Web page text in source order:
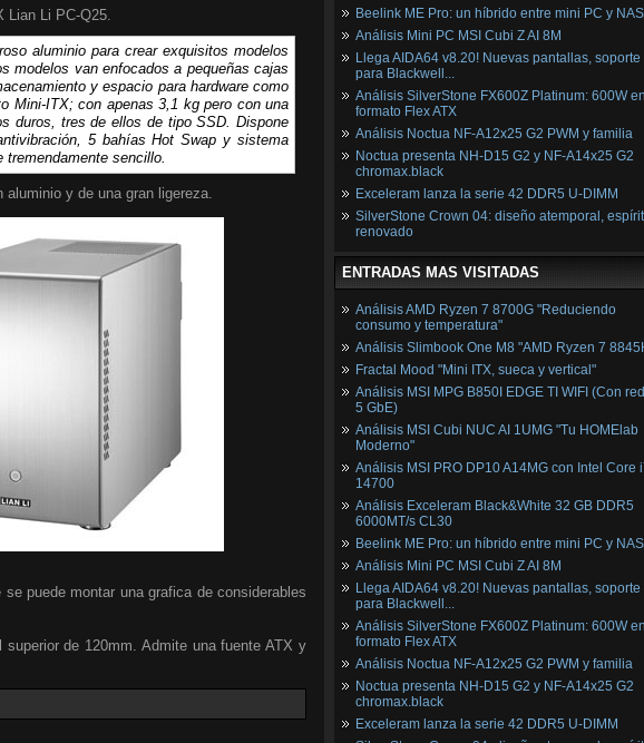
Lian Li PC-Q25.
aluminio para crear exquisitos modelos
modelos van enfocados a pequeñas cajas
y espacio para hardware como
Mini-ITX; con apenas 3,1 kg pero con una
duros, tres de ellos de tipo SSD. Dispone
5 bahías Hot Swap y sistema
sencillo.
y de una gran ligereza.
puede montar una grafica de considerables
de 120mm. Admite una fuente ATX y
Beelink ME Pro: un híbrido entre mini PC y NAS
Análisis Mini PC MSI Cubi Z AI 8M
Llega AIDA64 v8.20! Nuevas pantallas, soporte
para Blackwell...
Análisis SilverStone FX600Z Platinum: 600W
formato Flex ATX
Análisis Noctua NF-A12x25 G2 PWM y familia
Noctua presenta NH-D15 G2 y NF-A14x25 G2
chromax.black
Exceleram lanza la serie 42 DDR5 U-DIMM
SilverStone Crown 04: diseño atemporal,
renovado
ENTRADAS MAS VISITADAS
Análisis AMD Ryzen 7 8700G "Reduciendo
consumo y temperatura"
Análisis Slimbook One M8 "AMD Ryzen 7
Fractal Mood "Mini ITX, sueca y vertical"
Análisis MSI MPG B850I EDGE TI WIFI (Con
5 GbE)
Análisis MSI Cubi NUC AI 1UMG "Tu HOMElab
Moderno"
Análisis MSI PRO DP10 A14MG con Intel Core
14700
Análisis Exceleram Black&White 32 GB DDR5
6000MT/s CL30
Beelink ME Pro: un híbrido entre mini PC y NAS
Análisis Mini PC MSI Cubi Z AI 8M
Llega AIDA64 v8.20! Nuevas pantallas, soporte
para Blackwell...
Análisis SilverStone FX600Z Platinum: 600W
formato Flex ATX
Análisis Noctua NF-A12x25 G2 PWM y familia
Noctua presenta NH-D15 G2 y NF-A14x25 G2
chromax.black
Exceleram lanza la serie 42 DDR5 U-DIMM